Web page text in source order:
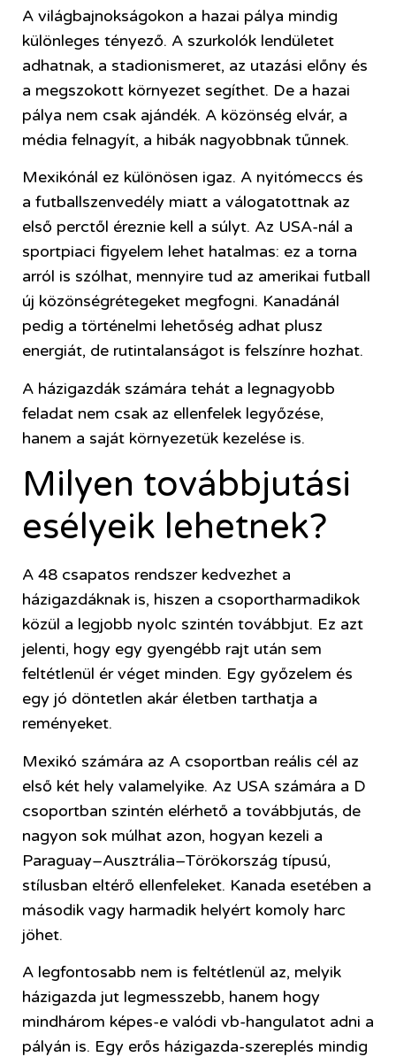
A világbajnokságokon a hazai pálya mindig
különleges tényező. A szurkolók lendületet
adhatnak, a stadionismeret, az utazási előny és
a megszokott környezet segíthet. De a hazai
pálya nem csak ajándék. A közönség elvár, a
média felnagyít, a hibák nagyobbnak tűnnek.
Mexikónál ez különösen igaz. A nyitómeccs és
a futballszenvedély miatt a válogatottnak az
első perctől éreznie kell a súlyt. Az USA-nál a
sportpiaci figyelem lehet hatalmas: ez a torna
arról is szólhat, mennyire tud az amerikai futball
új közönségrétegeket megfogni. Kanadánál
pedig a történelmi lehetőség adhat plusz
energiát, de rutintalanságot is felszínre hozhat.
A házigazdák számára tehát a legnagyobb
feladat nem csak az ellenfelek legyőzése,
hanem a saját környezetük kezelése is.
Milyen továbbjutási
esélyeik lehetnek?
A 48 csapatos rendszer kedvezhet a
házigazdáknak is, hiszen a csoportharmadikok
közül a legjobb nyolc szintén továbbjut. Ez azt
jelenti, hogy egy gyengébb rajt után sem
feltétlenül ér véget minden. Egy győzelem és
egy jó döntetlen akár életben tarthatja a
reményeket.
Mexikó számára az A csoportban reális cél az
első két hely valamelyike. Az USA számára a D
csoportban szintén elérhető a továbbjutás, de
nagyon sok múlhat azon, hogyan kezeli a
Paraguay–Ausztrália–Törökország típusú,
stílusban eltérő ellenfeleket. Kanada esetében a
második vagy harmadik helyért komoly harc
jöhet.
A legfontosabb nem is feltétlenül az, melyik
házigazda jut legmesszebb, hanem hogy
mindhárom képes-e valódi vb-hangulatot adni a
pályán is. Egy erős házigazda-szereplés mindig